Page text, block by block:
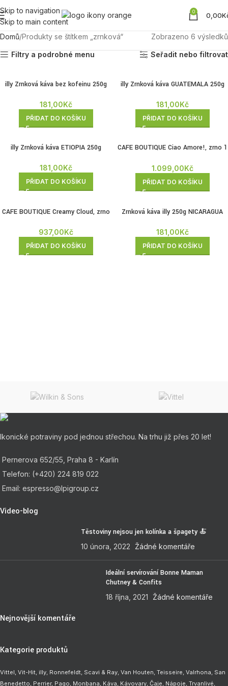
Skip to navigation
Skip to main content
0 0,00
Domů Produkty se štítkem „zrnková“ Zobrazeno 6 výsledků
Filtry a podrobné menu Seřadit nebo filtrovat
illy Zrnková káva bez kofeinu 250g
181,00Kč
PŘIDAT DO KOŠÍKU
illy Zrnková káva GUATEMALA 250g
181,00Kč
PŘIDAT DO KOŠÍKU
illy Zrnková káva ETIOPIA 250g
181,00Kč
PŘIDAT DO KOŠÍKU
CAFE BOUTIQUE Ciao Amore!, zrno 1
1.099,00Kč
PŘIDAT DO KOŠÍKU
CAFE BOUTIQUE Creamy Cloud, zrno
937,00Kč
PŘIDAT DO KOŠÍKU
Zrnková káva illy 250g NICARAGUA
181,00Kč
PŘIDAT DO KOŠÍKU
Ikonické potraviny pod jednou střechou. Na trhu již přes 20 let!
Pernerova 652/55, Praha 8 - Karlín
Telefon: (+420) 224 819 022
Email: espresso@lpigroup.cz
Video-blog
Těstoviny nejsou jen kolínka a špagety 🍝
10 února, 2022 Žádné komentáře
Ideální servírování Bonne Maman
Chutney & Confits
18 října, 2021 Žádné komentáře
Nejnovější komentáře
Kategorie produktů
Vittel, Vit-Hit illy Ronnefeldt Scavi & Ray Van Houten Teisseire Valrhona San
Benedetto Perrier, Pago Monbana Káva Kávovary Čaje Nápoje Trvanlivé